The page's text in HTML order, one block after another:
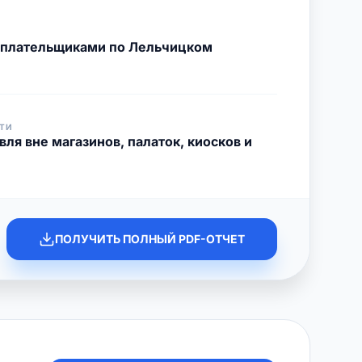
по Лельчицком
вне магазинов, палаток, киосков и
ПОЛУЧИТЬ ПОЛНЫЙ PDF-ОТЧЕТ